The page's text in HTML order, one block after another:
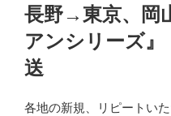
長野→東京、岡
アンシリーズ
送
各地の新規、リピートい